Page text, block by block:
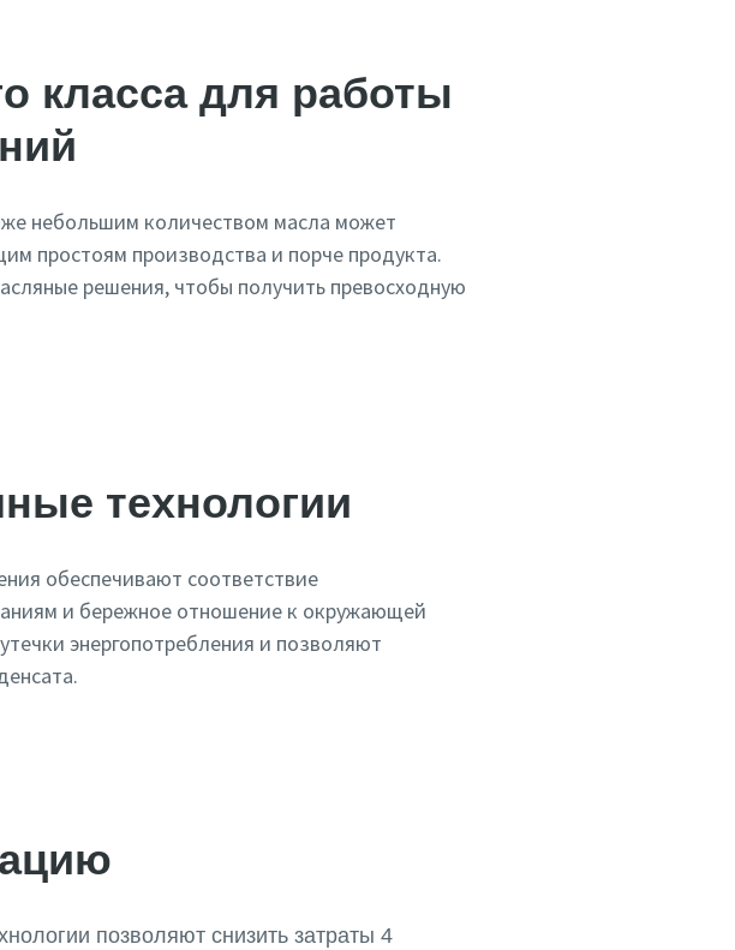
класса для работы
небольшим количеством масла может
простоям производства и порче продукта.
решения, чтобы получить превосходную
технологии
обеспечивают соответствие
и бережное отношение к окружающей
энергопотребления и позволяют
позволяют снизить затраты 4